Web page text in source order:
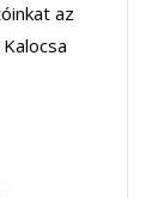
az